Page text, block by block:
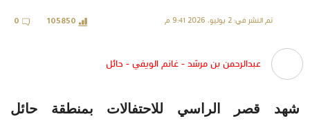
تم النشر في: 2 يوليو، 2026 9:41 م 105850
0
عبدالرحمن بن مرشد - غانم الويفي - حائل
شهد قصر الراسي للاحتفالات بمنطقة حائل